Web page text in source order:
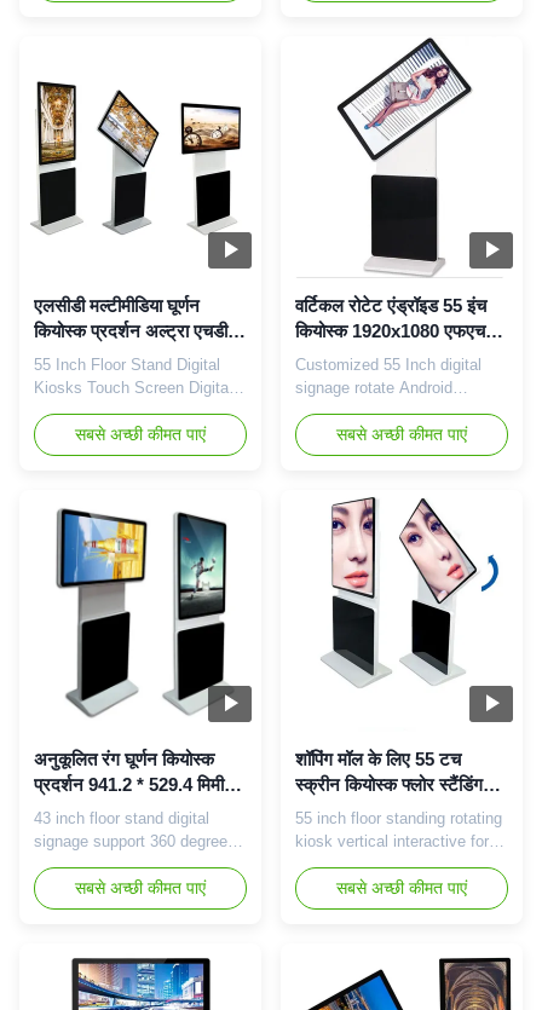
million time secure touch
without any uncontrolled
space. 2. 1920*1080 ...
Octa-Core, cortex A7,2.0GHz.
3, IR touch screen 2/4/6/10
points for optional . 4, Outer
case color optional: black,
silver or ...
एलसीडी मल्टीमीडिया घूर्णन
कियोस्क प्रदर्शन अल्ट्रा एचडी
रिज़ॉल्यूशन आसान ऑपरेशन
55 Inch Floor Stand Digital
Kiosks Touch Screen Digital
Signage LCD Multimedia
Features: Support screen
rotation, landscape and
requirement. Customizable
design to provide style and
ergonomic ease of operation.
LCD display projects from 8"
to 108' ...
सबसे अच्छी कीमत पाएं
वर्टिकल रोटेट एंड्रॉइड 55 इंच
कियोस्क 1920x1080 एफएचडी
एलईडी बैकलाइट 60000 घंटे
Customized 55 Inch digital
signage rotate Android
1920x1080 FHD totem
monitor 55 inch rotatable LCD
advertising kiosk
Specification Panel Size 55
inch Panel Type TFT-LCD
Display Colors 8 bit, 16.7
Million colors Number of
Pixels 1920 x 1080
Luminance of White 450
(Typ.) Contrast ...
सबसे अच्छी कीमत पाएं
अनुकूलित रंग घूर्णन कियोस्क
प्रदर्शन 941.2 * 529.4 मिमी
उच्च परिशुद्धता टच
43 inch floor stand digital
signage support 360 degree
rotatingadvertising panel Key
features: 1, 43" Full HD and
400nits LCD digital signage 2,
Octa-Core, cortex A7,2.0GHz.
3, IR touch screen 2/4/6/10
points for optional . 4, Outer
सबसे अच्छी कीमत पाएं
शॉपिंग मॉल के लिए 55 टच
स्क्रीन कियोस्क फ्लोर स्टैंडिंग
वर्टिकल इंटरएक्टिव घूम रहा है
55 inch floor standing rotating
kiosk vertical interactive for
shopping mall Packing:First,
we will wrap the product with
film and foam, then put the
carton, and finally put the
carton into the wooden box to
ensure that the product is not
सबसे अच्छी कीमत पाएं